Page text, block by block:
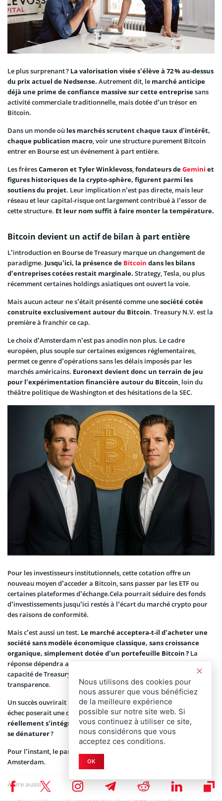
Le plus surprenant ? La valorisation visée s’élève à 72 % au-dessus
du prix actuel de Nedsense. Autrement dit, le marché anticipe
déjà une prime de confiance massive sur cette entreprisesans
activité commerciale traditionnelle, mais dotée d’un trésor en
Bitcoin.
Dans un monde où les marchés scrutent chaque taux d’intérêt,
chaque publication macro, voir une structure purement Bitcoin
entrer en Bourse est un événement à part entière.
Les frèresCameron et Tyler Winklevoss,fondateurs deGemini et
figures historiques de la crypto-sphère, figurent parmi les
soutiens du projet. Leur implication n’est pas directe, mais leur
réseau et leur capital-risque ont largement contribué à l’essor de
cette structure. Et leur nom suffit à faire monter la température.
Bitcoin devient un actif de bilan à part entière
L’introduction en Bourse de Treasury marque un changement de
paradigme. Jusqu’ici, la présence de Bitcoin dans les bilans
d’entreprises cotées restait marginale. Strategy, Tesla, ou plus
récemment certaines holdings asiatiques ont ouvert la voie.
Mais aucun acteur ne s’était présenté comme unesociété cotée
construite exclusivement autour du Bitcoin. Treasury N.V. est la
première à franchir ce cap.
Le choix d’Amsterdam n’est pas anodin non plus. Le cadre
européen, plus souple sur certaines exigences réglementaires,
permet ce genre d’opérations sans les délais imposés par les
marchés américains. Euronext devient donc un terrain de jeu
pour l’expérimentation financière autour du Bitcoin, loin du
théâtre politique de Washington et des hésitations de la SEC.
Pour les investisseurs institutionnels, cette cotation offre un
nouveau moyen d’acceder a Bitcoin, sans passer par les ETF ou
certaines plateformes d’échange.Cela pourrait séduire des fonds
d’investissements jusqu’ici restés à l’écart du marché crypto pour
des raisons de conformité.
Mais c’est aussi un test. Le marché acceptera-t-il d’acheter une
société sans modèle économique classique, sans croissance
organique, simplement dotée d’un portefeuille Bitcoin ? La
réponse dépendra autant de la trajectoire du BTC que de la
capacité de Treasury à justifier sa gestion, sa gouvernance et sa
transparence.
Un succès ouvrirait la voie à d’autres structures similaires. Un
échec poserait une question plus large :le Bitcoin peut-il
réellement s’intégrer dans le tissu financier traditionnel sans
se dénaturer?
Pour l’instant, le pari est lancé. Et les projecteurs sont braqués sur
Amsterdam.
À lire aussi :
Nous utilisons des cookies pour
nous assurer que vous bénéficiez
de la meilleure expérience
possible sur notre site web. Si
vous continuez à utiliser ce site,
nous considérons que vous
acceptez ces conditions.
OK